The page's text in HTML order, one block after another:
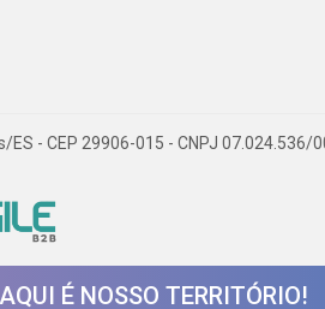
ES - CEP 29906-015 - CNPJ 07.024.536/
É NOSSO TERRITÓRIO!